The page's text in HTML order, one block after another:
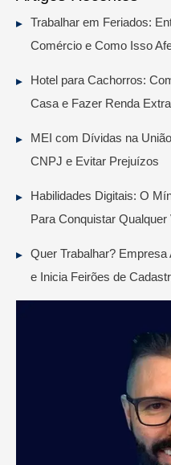
Trabalhar em Feriados:
Comércio e Como Isso
Hotel para Cachorros:
Casa e Fazer Renda
MEI com Dívidas na
CNPJ e Evitar Prejuízos
Habilidades Digitais: O
Para Conquistar Qualquer
Quer Trabalhar? Empresa
e Inicia Feirões de